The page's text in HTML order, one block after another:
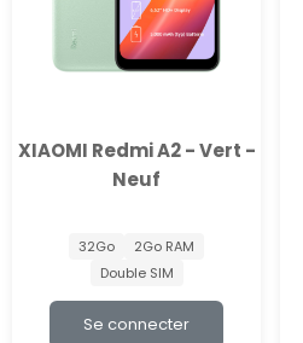
XIAOMI Redmi A2 - Vert -
Neuf
32Go
2Go RAM
Double SIM
Se connecter